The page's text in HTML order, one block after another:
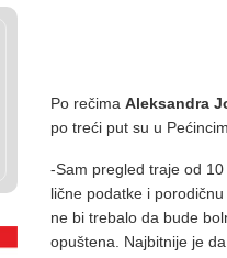
Po rečima Aleksandra
po treći put su u
-Sam pregled traje od
lične podatke i
ne bi trebalo da bude
opuštena. Najbitnije je